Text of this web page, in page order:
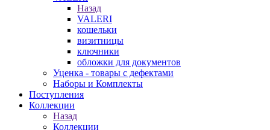
Назад
VALERI
кошельки
визитницы
ключники
обложки для документов
Уценка - товары с дефектами
Наборы и Комплекты
Поступления
Коллекции
Назад
Коллекции